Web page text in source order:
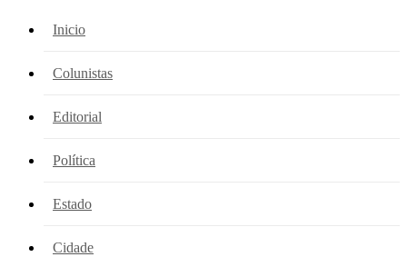
Inicio
Colunistas
Editorial
Política
Estado
Cidade